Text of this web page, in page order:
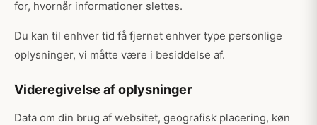
for, hvornår informationer slettes.
Du kan til enhver tid få fjernet enhver type personlige
oplysninger, vi måtte være i besiddelse af.
Videregivelse af oplysninger
Data om din brug af websitet, geografisk placering, køn